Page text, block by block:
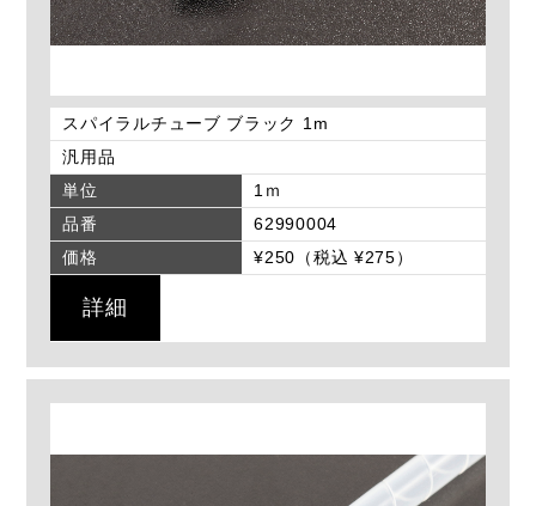
スパイラルチューブ ブラック 1m
汎用品
単位
1ｍ
品番
62990004
価格
¥250（税込 ¥275）
詳細